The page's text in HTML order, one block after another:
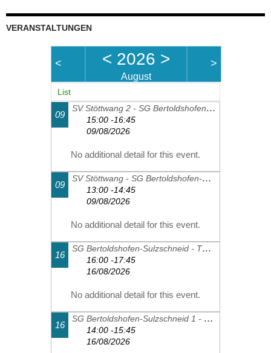
VERANSTALTUNGEN
< < 2026 >
August
>
List
09
SV Stöttwang 2 - SG Bertoldshofen-Sulzschneid 2
15:00 -16:45
09/08/2026
No additional detail for this event.
09
SV Stöttwang - SG Bertoldshofen-Sulzschneid 1
13:00 -14:45
09/08/2026
No additional detail for this event.
16
SG Bertoldshofen-Sulzschneid - TSV Schwangau 2
16:00 -17:45
16/08/2026
No additional detail for this event.
16
SG Bertoldshofen-Sulzschneid 1 - FC Thalhofen 2
14:00 -15:45
16/08/2026